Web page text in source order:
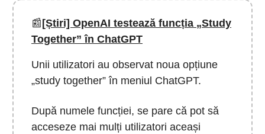
📰 [Știri] OpenAI testează funcția „Study
Together” în ChatGPT
Unii utilizatori au observat noua opțiune
„study together” în meniul ChatGPT.
După numele funcției, se pare că pot să
acceseze mai mulți utilizatori aceași